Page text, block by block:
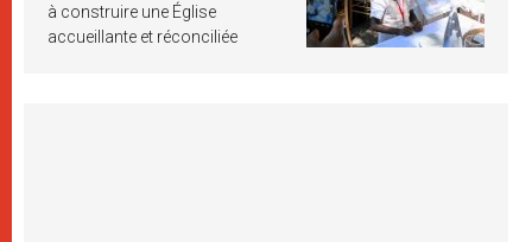
à construire une Église
accueillante et réconciliée